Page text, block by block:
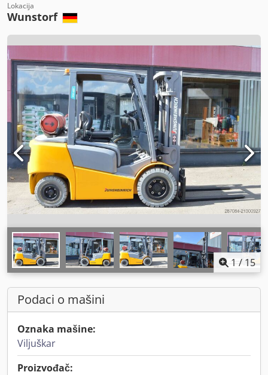
Lokacija
Wunstorf
1 / 15
Podaci o mašini
Oznaka mašine:
Viljuškar
Proizvođač: